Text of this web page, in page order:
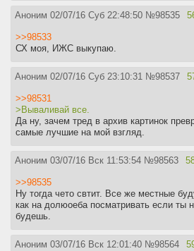
Аноним 02/07/16 Суб 22:48:50 №98535
>>98533
СХ моя, ИЖС выкупаю.
Аноним 02/07/16 Суб 23:10:31 №98537
>>98531
>Вываливай все.
Да ну, зачем тред в архив картинок
самые лучшие на мой взгляд.
Аноним 03/07/16 Вск 11:53:54 №98563
>>98535
Ну тогда чето свтит. Все же местные
как на долюоеба посматривать если ты
будешь.
Аноним 03/07/16 Вск 12:01:40 №98564